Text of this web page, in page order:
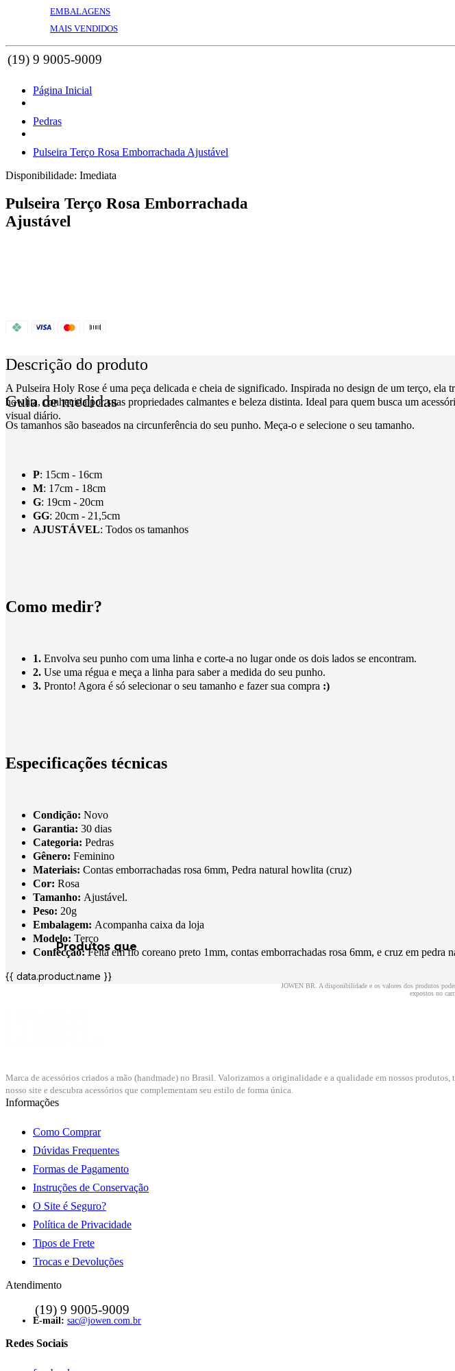
EMBALAGENS
MAIS VENDIDOS
Página Inicial
Pedras
Pulseira Terço Rosa Emborrachada Ajustável
Disponibilidade: Imediata
Pulseira Terço Rosa Emborrachada
Ajustável
Descrição do produto
A Pulseira Holy Rose é uma peça delicada e cheia de significado. Inspirada no design de um terço, ela
howlita, conhecida por suas propriedades calmantes e beleza distinta. Ideal para quem busca um
visual diário.
Guia de medidas
Os tamanhos são baseados na circunferência do seu punho. Meça-o e selecione o seu tamanho.
P: 15cm - 16cm
M: 17cm - 18cm
G: 19cm - 20cm
GG: 20cm - 21,5cm
AJUSTÁVEL: Todos os tamanhos
Como medir?
1. Envolva seu punho com uma linha e corte-a no lugar onde os dois lados se encontram.
2. Use uma régua e meça a linha para saber a medida do seu punho.
3. Pronto! Agora é só selecionar o seu tamanho e fazer sua compra :)
Especificações técnicas
Condição: Novo
Garantia: 30 dias
Categoria: Pedras
Gênero: Feminino
Materiais: Contas emborrachadas rosa 6mm, Pedra natural howlita (cruz)
Cor: Rosa
Tamanho: Ajustável.
Peso: 20g
Embalagem: Acompanha caixa da loja
Modelo: Terço
Confecção:Feita em fio coreano preto 1mm, contas emborrachadas rosa 6mm, e cruz em pedra
{{ data.product.name }}
Marca de acessórios criados a mão (handmade) no Brasil. Valorizamos a originalidade e a qualidade em nossos
nosso site e descubra acessórios que complementam seu estilo de forma única.
Informações
Como Comprar
Dúvidas Frequentes
Formas de Pagamento
Instruções de Conservação
O Site é Seguro?
Política de Privacidade
Tipos de Frete
Trocas e Devoluções
Atendimento
sac@jowen.com.br